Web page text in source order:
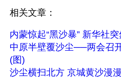
相关文章：
内蒙惊起“黑沙暴” 新华社
中原半壁覆沙尘──两会召
(图)
沙尘横扫北方 京城黄沙漫